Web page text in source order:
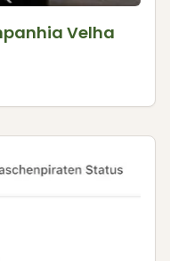
Velha